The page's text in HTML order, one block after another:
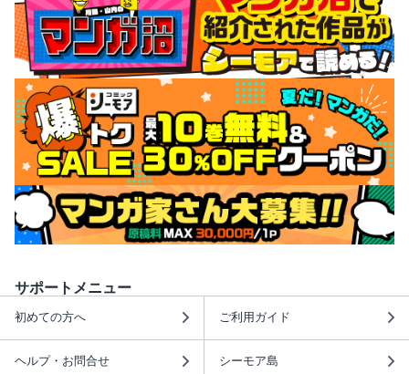
サポートメニュー
初めての方へ ご利用ガイド
ヘルプ・お問合せ シーモア島